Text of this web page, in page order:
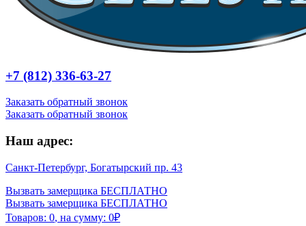
+7 (812) 336-63-27
Заказать обратный звонок
Заказать обратный звонок
Наш адрес:
Санкт-Петербург, Богатырский пр. 43
Вызвать замерщика БЕСПЛАТНО
Вызвать замерщика БЕСПЛАТНО
Товаров: 0, на сумму: 0₽